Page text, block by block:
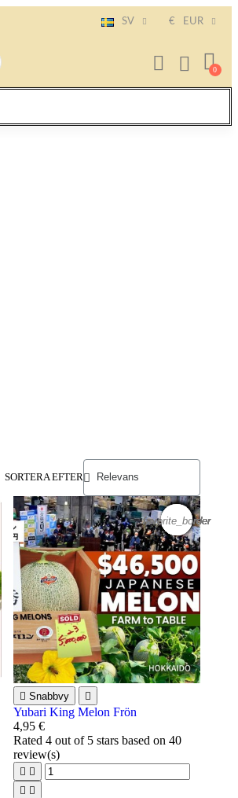
SV € EUR
SORTERA EFTER
favorite_border
favorite_border
favorite_border
favorite_border
 Snabbvy 
Yubari King Melon Frön
4,95 €
Rated 4out of 5 stars based on 40
review(s)
 
 
favorite_border
favorite_border
favorite_border
favorite_border
favorite_border
favorite_border
favorite_border
favorite_border